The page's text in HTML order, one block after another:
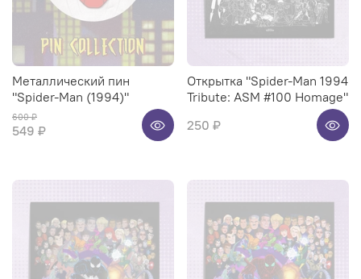
Металлический пин
"Spider-Man (1994)"
600 ₽
549 ₽
Открытка "Spider-Man 1994
Tribute: ASM #100 Homage"
250 ₽